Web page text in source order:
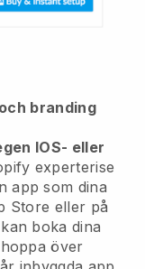
branding
IOS- eller
experterise
app som dina
Store eller på
boka dina
över